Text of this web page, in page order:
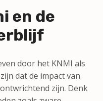
en de
door het KNMI als
dat de impact van
zijn. Denk